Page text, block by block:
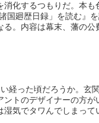
消化するつもりだ。本
国廻歴日録」を読む』
。内容は幕末、藩の公
経った頃だろうか。玄
ントのデザイナーの方
気でタワんでしまって